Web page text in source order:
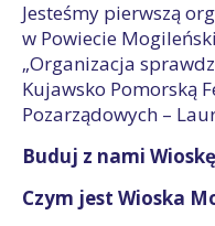
Jesteśmy pierwszą
w Powiecie
„Organizacja
Kujawsko Pomorską
Pozarządowych –
Buduj z nami
Czym jest Wioska